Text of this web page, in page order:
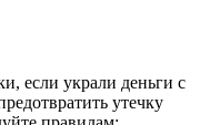
если украли деньги с
утечку